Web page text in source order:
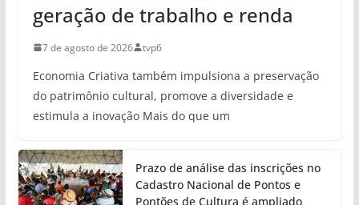
geração de trabalho e renda
7 de agosto de 2026 tvp6
Economia Criativa também impulsiona a preservação
do patrimônio cultural, promove a diversidade e
estimula a inovação Mais do que um
Prazo de análise das inscrições no
Cadastro Nacional de Pontos e
Pontões de Cultura é ampliado